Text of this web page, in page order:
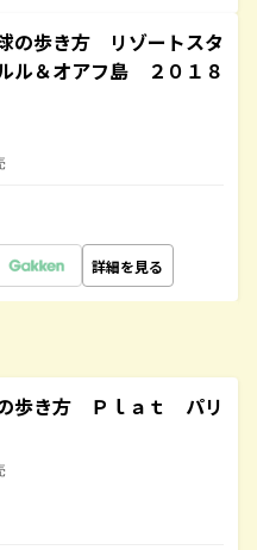
の歩き方 リゾートスタ
ル＆オアフ島 ２０１８
詳細を見る
歩き方 Ｐｌａｔ パリ